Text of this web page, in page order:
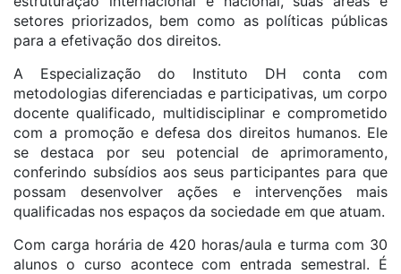
setores priorizados, bem como as políticas públicas
para a efetivação dos direitos.
A Especialização do Instituto DH conta com
metodologias diferenciadas e participativas, um corpo
docente qualificado, multidisciplinar e comprometido
com a promoção e defesa dos direitos humanos. Ele
se destaca por seu potencial de aprimoramento,
conferindo subsídios aos seus participantes para que
possam desenvolver ações e intervenções mais
qualificadas nos espaços da sociedade em que atuam.
Com carga horária de 420 horas/aula e turma com 30
alunos o curso acontece com entrada semestral. É